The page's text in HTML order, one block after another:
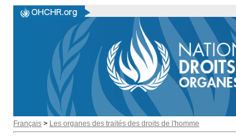
Français > Les organes des traités des droits de l'homme